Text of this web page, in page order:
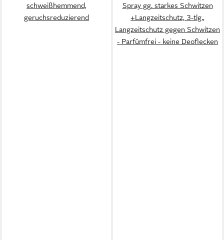
schweißhemmend,
geruchsreduzierend
Spray gg. starkes Schwitzen
+Langzeitschutz, 3-tlg.,
Langzeitschutz gegen Schwitzen
- Parfümfrei - keine Deoflecken